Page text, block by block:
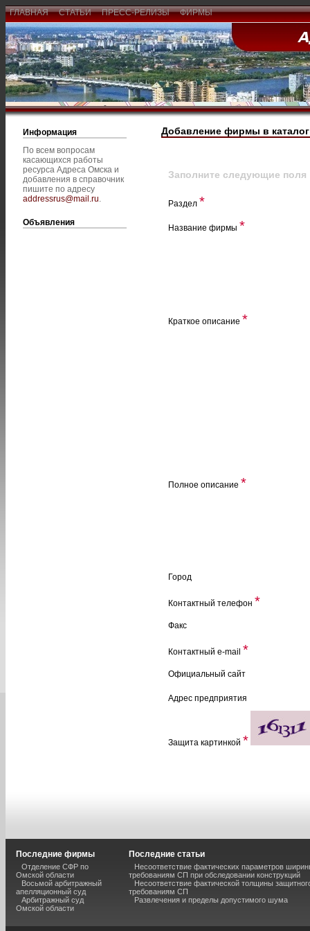
ГЛАВНАЯ СТАТЬИ ПРЕСС-РЕЛИЗЫ ФИРМЫ
Информация
По всем вопросам
касающихся работы
ресурса Адреса Омска и
добавления в справочник
пишите по адресу
addressrus@mail.ru.
Объявления
Добавление фирмы в каталог
Заполните следующие поля
Раздел *
Название фирмы *
Краткое описание *
Полное описание *
Город
Контактный телефон *
Факс
Контактный e-mail *
Официальный сайт
Адрес предприятия
Защита картинкой *
Последние фирмы
Отделение СФР по
Омской области
Восьмой арбитражный
апелляционный суд
Арбитражный суд
Омской области
Последние статьи
Несоответствие фактических параметров
требованиям СП при обследовании конструкций
Несоответствие фактической толщины
требованиям СП
Развлечения и пределы допустимого шума